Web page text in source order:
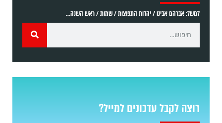
למשל: אברהם אבינו / יהדות התפוצות / שמות / ראש השנה...
רוצה לקבל עדכונים למייל?